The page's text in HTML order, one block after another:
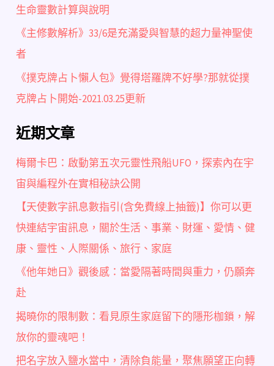
生命靈數計算與說明
《主修數解析》33/6是充滿愛與智慧的超力量神聖使
者
《撲克牌占卜懶人包》覺得塔羅牌不好學?那就從撲
克牌占卜開始-2021.03.25更新
近期文章
梅爾卡巴：啟動第五次元靈性飛船UFO，探索內在宇
宙與編程外在實相秘訣公開
【天使數字訊息數指引(含免費線上抽籤)】你可以更
快連結宇宙訊息，關於生活、事業、財運、愛情、健
康、靈性、人際關係、旅行、家庭
《他年她日》觀後感：當愛隔著時間與重力，仍願奔
赴
揭曉你的限制數：看見原生家庭留下的隱形枷鎖，解
放你的靈魂吧！
把名字放入鹽水當中，清除負能量，聚焦願望正向轉